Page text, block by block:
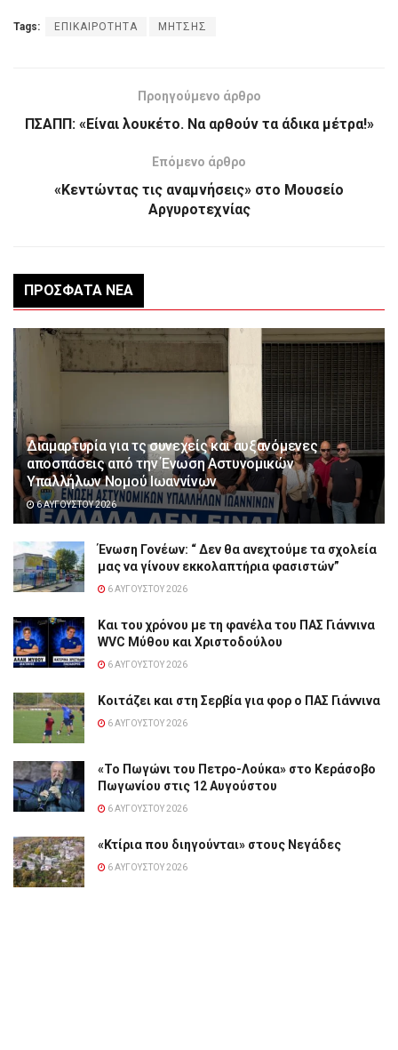
Tags: ΕΠΙΚΑΙΡΟΤΗΤΑ ΜΗΤΣΗΣ
Προηγούμενο άρθρο
ΠΣΑΠΠ: «Είναι λουκέτο. Να αρθούν τα άδικα μέτρα!»
Επόμενο άρθρο
«Κεντώντας τις αναμνήσεις» στο Μουσείο
Αργυροτεχνίας
ΠΡΌΣΦΑΤΑ ΝΈΑ
Διαμαρτυρία για τς συνεχείς και αυξανόμενες
αποσπάσεις από την Ένωση Αστυνομικών
Υπαλλήλων Νομού Ιωαννίνων
6 ΑΥΓΟΎΣΤΟΥ 2026
Ένωση Γονέων: “ Δεν θα ανεχτούμε τα σχολεία
μας να γίνουν εκκολαπτήρια φασιστών”
6 ΑΥΓΟΎΣΤΟΥ 2026
Και του χρόνου με τη φανέλα του ΠΑΣ Γιάννινα
WVC Μύθου και Χριστοδούλου
6 ΑΥΓΟΎΣΤΟΥ 2026
Κοιτάζει και στη Σερβία για φορ ο ΠΑΣ Γιάννινα
6 ΑΥΓΟΎΣΤΟΥ 2026
«Το Πωγώνι του Πετρο-Λούκα» στο Κεράσοβο
Πωγωνίου στις 12 Αυγούστου
6 ΑΥΓΟΎΣΤΟΥ 2026
«Κτίρια που διηγούνται» στους Νεγάδες
6 ΑΥΓΟΎΣΤΟΥ 2026